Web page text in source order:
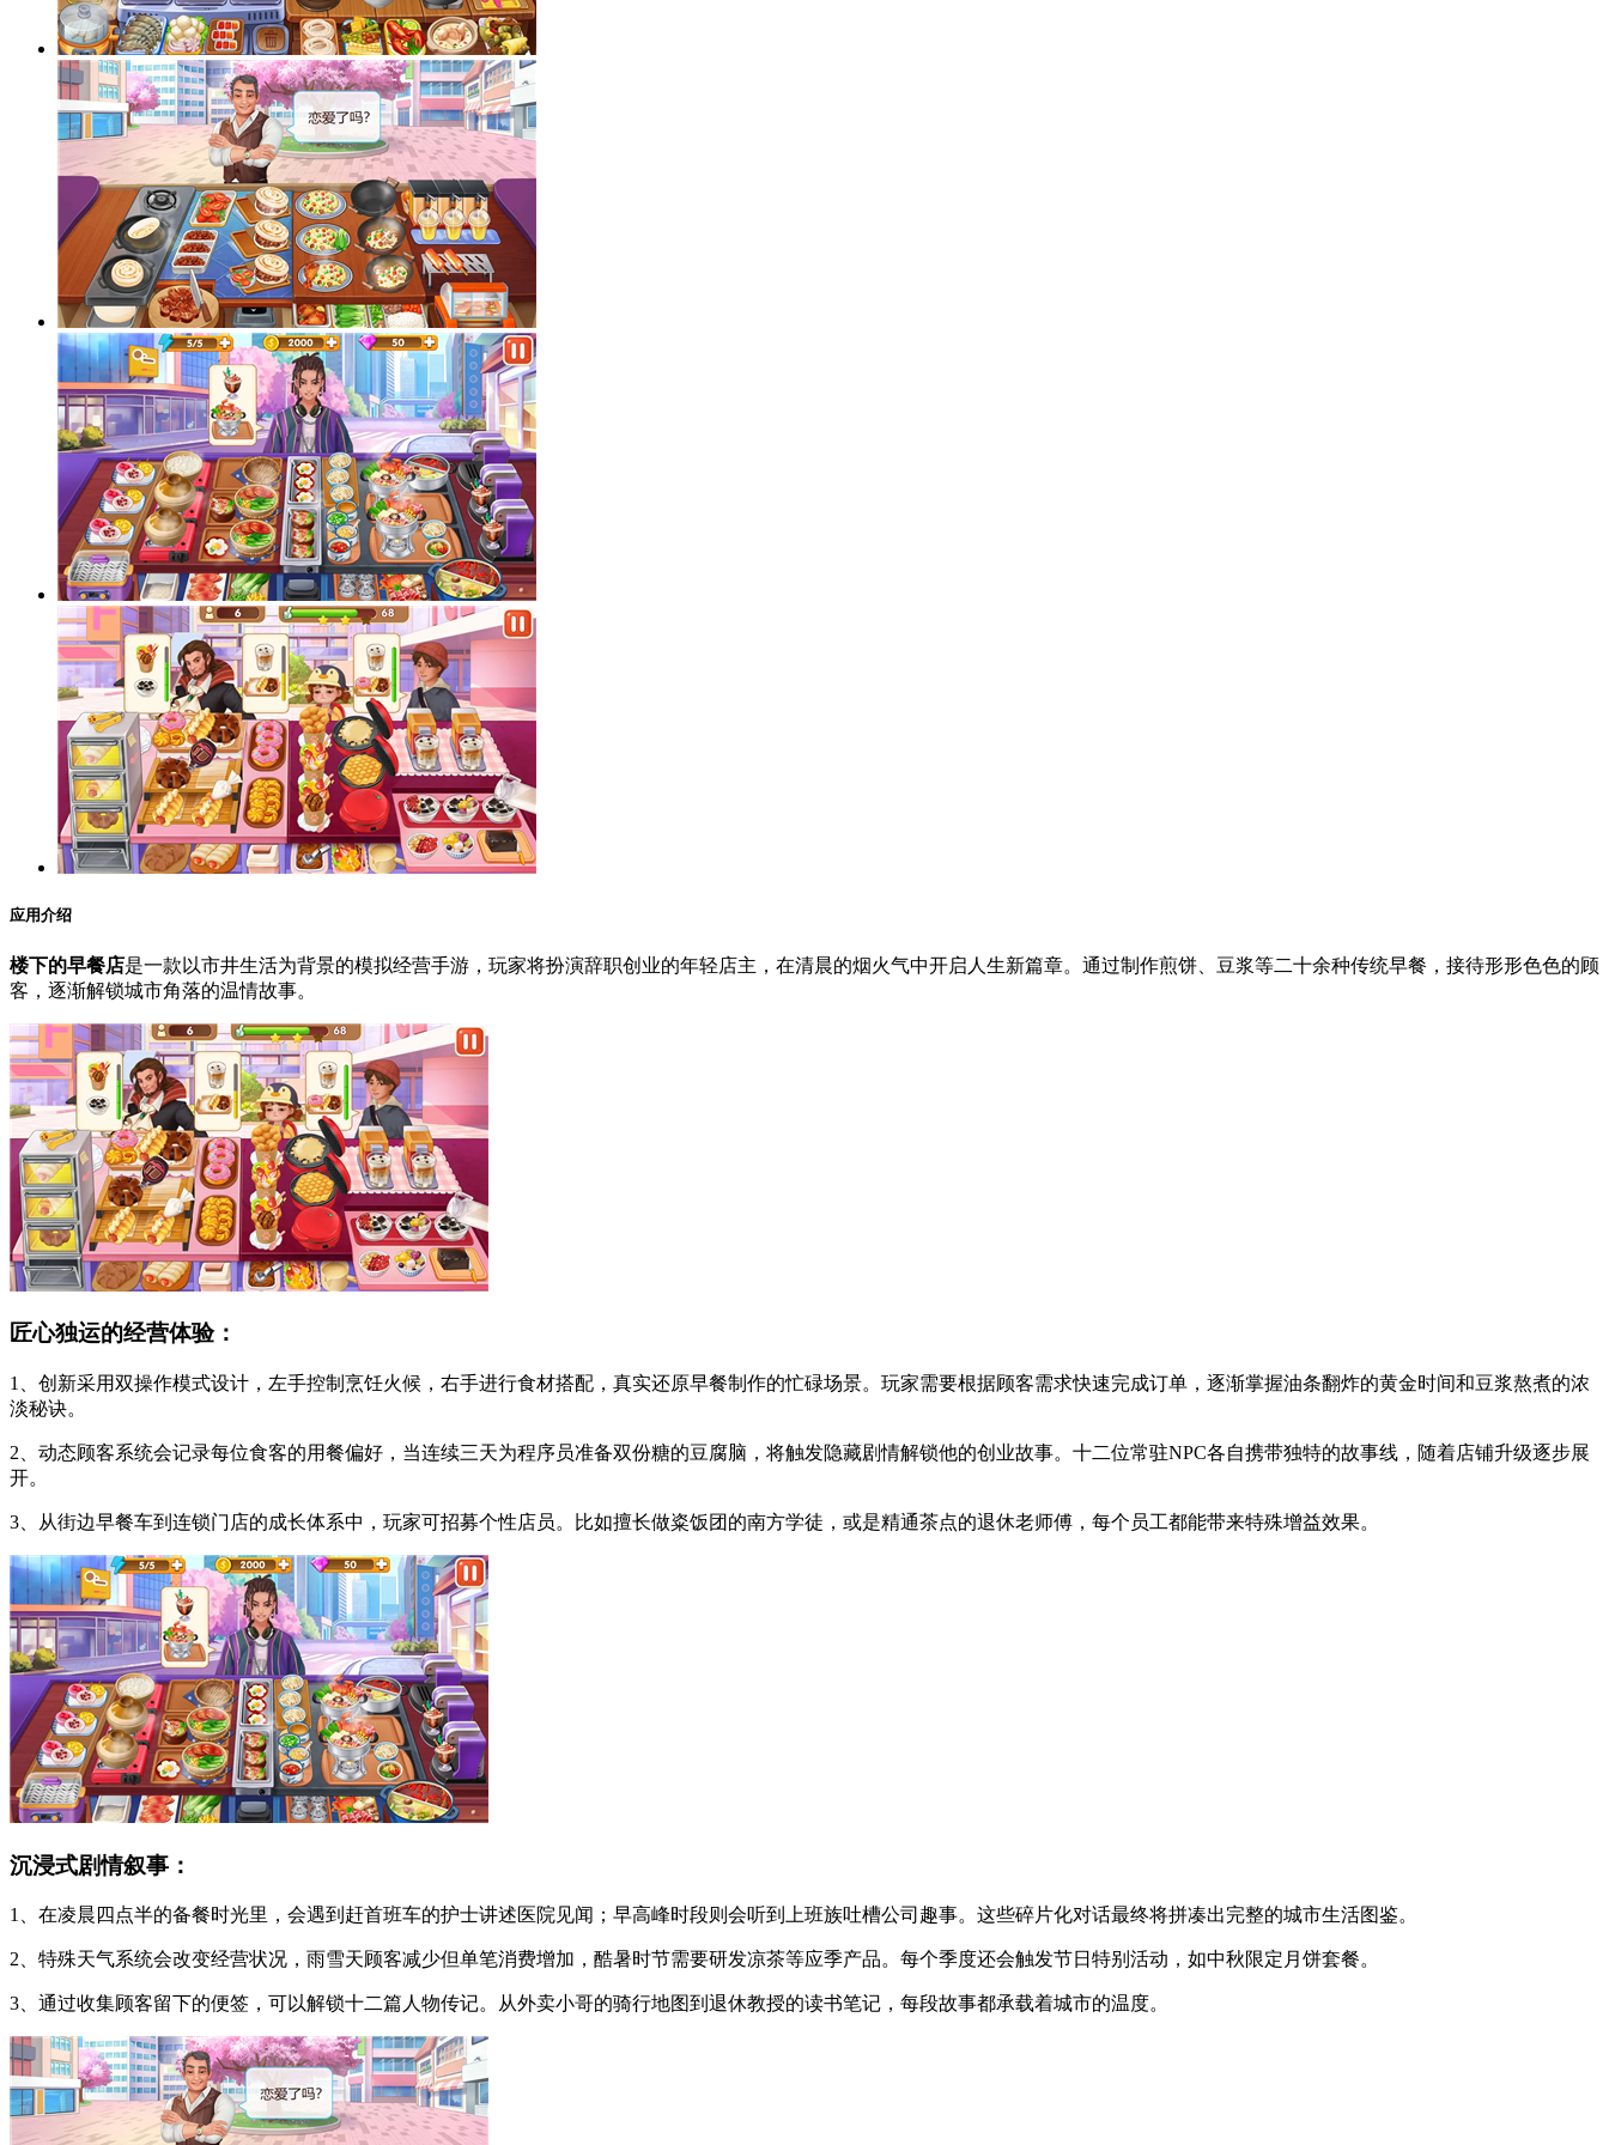
应用介绍
楼下的早餐店是一款以市井生活为背景的模拟经营手游，玩家将扮演辞职创业的年轻店主，在清晨的烟火气中开启人生新篇章。通过制作煎饼、豆浆等二十余种传统早餐，接待形形色色的顾
客，逐渐解锁城市角落的温情故事。
匠心独运的经营体验：
1、创新采用双操作模式设计，左手控制烹饪火候，右手进行食材搭配，真实还原早餐制作的忙碌场景。玩家需要根据顾客需求快速完成订单，逐渐掌握油条翻炸的黄金时间和豆浆熬煮的浓
淡秘诀。
2、动态顾客系统会记录每位食客的用餐偏好，当连续三天为程序员准备双份糖的豆腐脑，将触发隐藏剧情解锁他的创业故事。十二位常驻NPC各自携带独特的故事线，随着店铺升级逐步展
开。
3、从街边早餐车到连锁门店的成长体系中，玩家可招募个性店员。比如擅长做粢饭团的南方学徒，或是精通茶点的退休老师傅，每个员工都能带来特殊增益效果。
沉浸式剧情叙事：
1、在凌晨四点半的备餐时光里，会遇到赶首班车的护士讲述医院见闻；早高峰时段则会听到上班族吐槽公司趣事。这些碎片化对话最终将拼凑出完整的城市生活图鉴。
2、特殊天气系统会改变经营状况，雨雪天顾客减少但单笔消费增加，酷暑时节需要研发凉茶等应季产品。每个季度还会触发节日特别活动，如中秋限定月饼套餐。
3、通过收集顾客留下的便签，可以解锁十二篇人物传记。从外卖小哥的骑行地图到退休教授的读书笔记，每段故事都承载着城市的温度。